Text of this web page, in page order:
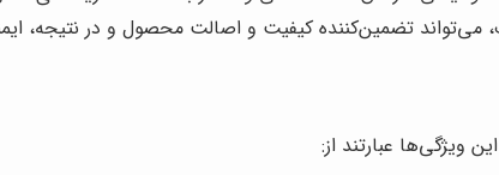
می‌تواند تضمین‌کننده کیفیت و اصالت محصول و در نتیجه،
ویژگی‌ها عبارتند از: